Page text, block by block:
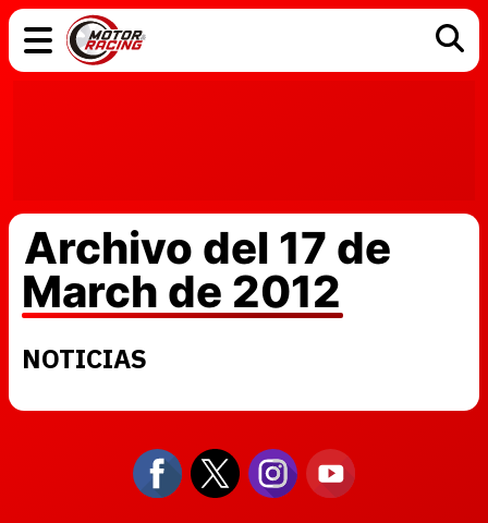
Archivo del 17 de
March de 2012
NOTICIAS